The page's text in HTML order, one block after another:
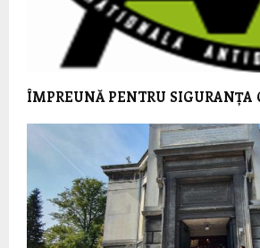
ÎMPREUNĂ PENTRU SIGURANȚA